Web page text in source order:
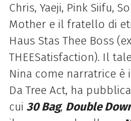
Chris, Yaeji, Pink Siifu,
Mother e il fratello di
Haus Stas Thee Boss (ex
THEESatisfaction). Il
Nina come narratrice è
Da Tree Act, ha
cui 30 Bag, Double